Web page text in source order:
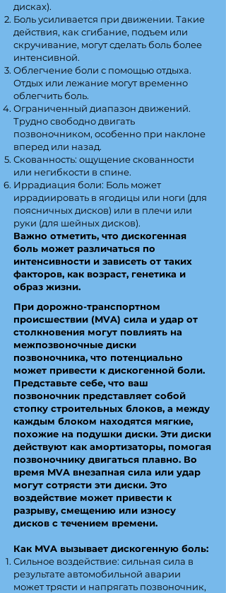
дисках).
Боль усиливается при движении. Такие
действия, как сгибание, подъем или
скручивание, могут сделать боль более
интенсивной.
Облегчение боли с помощью отдыха.
Отдых или лежание могут временно
облегчить боль.
Ограниченный диапазон движений.
Трудно свободно двигать
позвоночником, особенно при наклоне
вперед или назад.
Скованность: ощущение скованности
или негибкости в спине.
Иррадиация боли: Боль может
иррадиировать в ягодицы или ноги (для
поясничных дисков) или в плечи или
руки (для шейных дисков).
Важно отметить, что дискогенная
боль может различаться по
интенсивности и зависеть от таких
факторов, как возраст, генетика и
образ жизни.
При дорожно-транспортном
происшествии (MVA) сила и удар от
столкновения могут повлиять на
межпозвоночные диски
позвоночника, что потенциально
может привести к дискогенной боли.
Представьте себе, что ваш
позвоночник представляет собой
стопку строительных блоков, а между
каждым блоком находятся мягкие,
похожие на подушки диски. Эти диски
действуют как амортизаторы, помогая
позвоночнику двигаться плавно. Во
время MVA внезапная сила или удар
могут сотрясти эти диски. Это
воздействие может привести к
разрыву, смещению или износу
дисков с течением времени.
Как MVA вызывает дискогенную боль:
Сильное воздействие: сильная сила в
результате автомобильной аварии
может трясти и напрягать позвоночник,